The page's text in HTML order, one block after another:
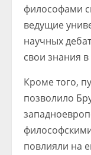
философами
ведущие
научных
свои знания
Кроме того,
позволило
повлияли на